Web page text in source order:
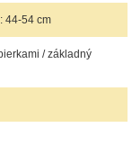
44-54 cm
/ základný